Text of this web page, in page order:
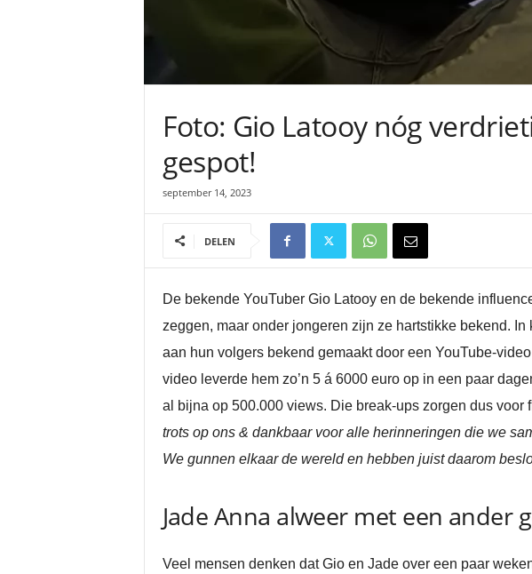
Foto: Gio Latooy nóg
gespot!
september 14, 2023
DELEN
De bekende YouTuber Gio Latooy en de bekende
zeggen, maar onder jongeren zijn ze hartstikke bekend.
aan hun volgers bekend gemaakt door een YouTube-
video leverde hem zo’n 5 á 6000 euro op in een paar
al bijna op 500.000 views. Die break-ups zorgen dus voor
trots op ons & dankbaar voor alle herinneringen die we
We gunnen elkaar de wereld en hebben juist daarom
Jade Anna alweer met een ander
Veel mensen denken dat Gio en Jade over een paar